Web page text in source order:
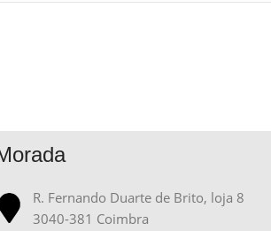
R. Fernando Duarte de Brito, loja 8
3040-381 Coimbra